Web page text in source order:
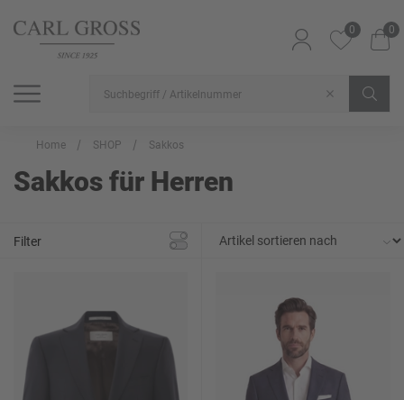
0 0
Home SHOP Sakkos
Sakkos für Herren
Filter